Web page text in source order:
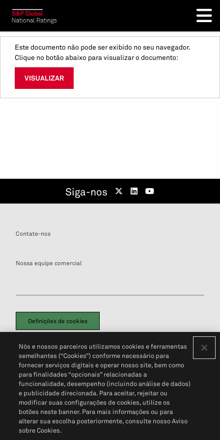
Este documento não pode ser exibido no seu navegador.
Clique no botão abaixo para visualizar o documento:
VISUALIZAR
Siga-nos
Contate-nos
Nossa equipe comercial
Definições de cookies
Política de PrivacidadePortal de privacidade do cliente (em inglês)
Não Venda Minhas Informações Pessoais© 2026 S&P Global
Nós e nossos parceiros utilizamos cookies e ferramentas
semelhantes (“Cookies”) conforme necessário para
fornecer serviços digitais e operar nosso site, bem como
para finalidades “opcionais” relacionadas a
funcionalidade, desempenho (incluindo análise de dados)
e publicidade direcionada. Para aceitar, rejeitar ou
modificar suas configurações de cookies, utilize os
botões neste banner. Para mais informações ou para
alterar sua escolha posteriormente, consulte nosso Aviso
sobre Cookies.